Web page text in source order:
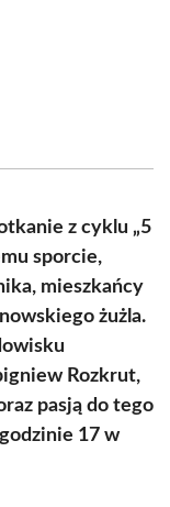
z cyklu „5
sporcie,
mieszkańcy
żużla.
Rozkrut,
pasją do tego
17 w